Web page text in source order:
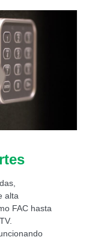
alta
FAC hasta